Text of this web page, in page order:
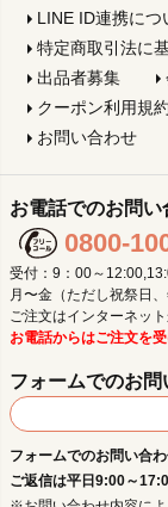
LINE ID連携につ
特定商取引法に
出品者募集
クーポン利用規約
お問い合わせ
お電話でのお問い
0800-
受付：9：00～
月〜金（ただし祝祭日
ご注文はインターネッ
お電話からはご注文を
フォームでのお問
フォームでのお問い合
ご返信は平日9:00～